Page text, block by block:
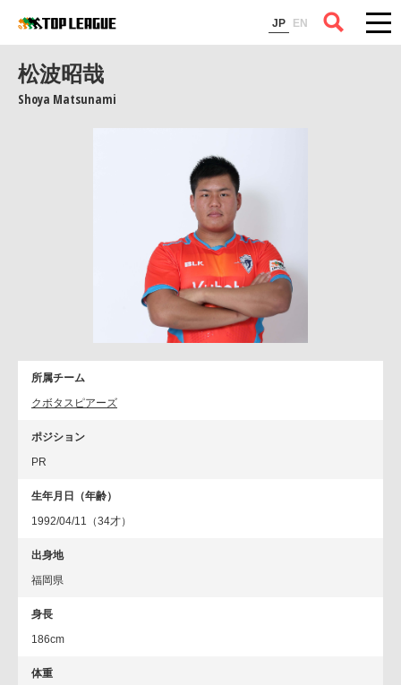
JP EN
コラム
松波昭哉
Shoya Matsunami
所属チーム
クボタスピアーズ
ポジション
PR
生年月日（年齢）
1992/04/11（34才）
出身地
福岡県
身長
186cm
体重